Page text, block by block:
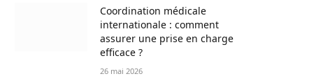
Coordination médicale
internationale : comment
assurer une prise en charge
efficace ?
26 mai 2026